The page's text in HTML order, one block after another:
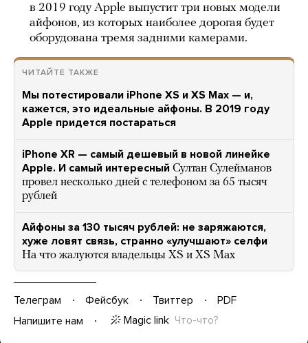
в 2019 году Apple выпустит три новых модели
айфонов, из которых наиболее дорогая будет
оборудована тремя задними камерами.
ЧИТАЙТЕ ТАКЖЕ
Мы потестировали iPhone XS и XS Max — и,
кажется, это идеальные айфоны. В 2019 году
Apple придется постараться
iPhone XR — самый дешевый в новой линейке
Apple. И самый интересный Султан Сулейманов
провел несколько дней с телефоном за 65 тысяч
рублей
Айфоны за 130 тысяч рублей: не заряжаются,
хуже ловят связь, странно «улучшают» селфи
На что жалуются владельцы XS и XS Max
Телеграм Фейсбук Твиттер
PDF
Напишите нам
Magic link Что-что?